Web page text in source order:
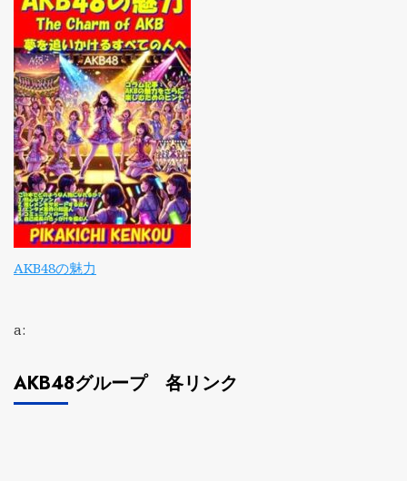
AKB48の魅力
a:
AKB48グループ 各リンク